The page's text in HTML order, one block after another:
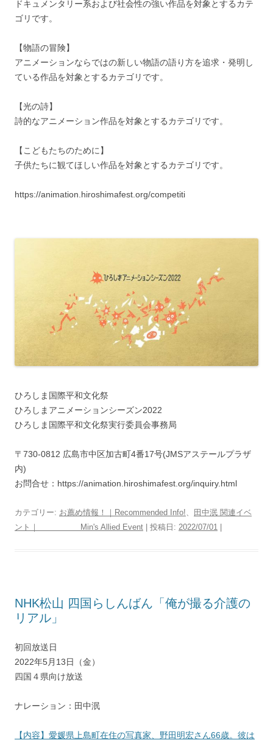
ドキュメンタリー系および社会性の強い作品を対象とするカテ
ゴリです。
【物語の冒険】
アニメーションならではの新しい物語の語り方を追求・発明し
ている作品を対象とするカテゴリです。
【光の詩】
詩的なアニメーション作品を対象とするカテゴリです。
【こどもたちのために】
子供たちに観てほしい作品を対象とするカテゴリです。
https://animation.hiroshimafest.org/competiti
ひろしま国際平和文化祭
ひろしまアニメーションシーズン2022
ひろしま国際平和文化祭実行委員会事務局
〒730-0812 広島市中区加古町4番17号(JMSアステールプラザ
内)
お問合せ：https://animation.hiroshimafest.org/inquiry.html
カテゴリー: お薦め情報！｜Recommended Info!
田中泯 関連イベ
ント｜ Min's Allied Event | 投稿日: 2022/07/01 |
NHK松山 四国らしんばん「俺が撮る介護の
リアル」
初回放送日
2022年5月13日（金）
四国４県向け放送
ナレーション：田中泯
【内容】愛媛県上島町在住の写真家、野田明宏さん66歳。彼は